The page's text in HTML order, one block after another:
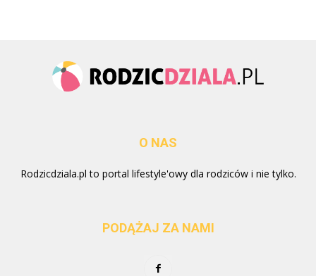
O NAS
Rodzicdziala.pl to portal lifestyle'owy dla rodziców i nie tylko.
PODĄŻAJ ZA NAMI